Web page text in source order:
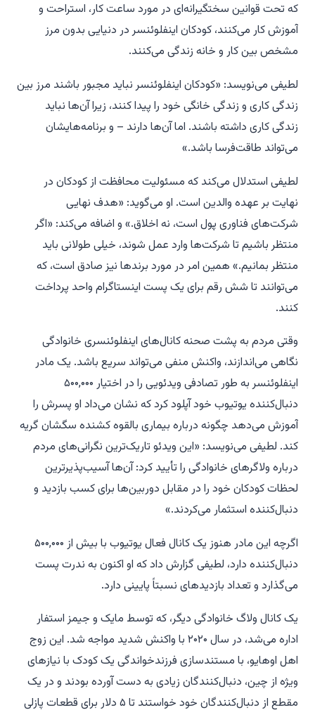
که تحت قوانین سختگیرانه‌ای در مورد ساعت کار، استراحت و
آموزش کار می‌کنند، کودکان اینفلوئنسر در دنیایی بدون مرز
مشخص بین کار و خانه زندگی می‌کنند.
لطیفی می‌نویسد: «کودکان اینفلوئنسر نباید مجبور باشند مرز بین
زندگی کاری و زندگی خانگی خود را پیدا کنند، زیرا آن‌ها نباید
زندگی کاری داشته باشند. اما آن‌ها دارند – و برنامه‌هایشان
می‌تواند طاقت‌فرسا باشد.»
لطیفی استدلال می‌کند که مسئولیت محافظت از کودکان در
نهایت بر عهده والدین است. او می‌گوید: «هدف نهایی
شرکت‌های فناوری پول است، نه اخلاق.» و اضافه می‌کند: «اگر
منتظر باشیم تا شرکت‌ها وارد عمل شوند، خیلی طولانی باید
منتظر بمانیم.» همین امر در مورد برندها نیز صادق است، که
می‌توانند تا شش رقم برای یک پست اینستاگرام واحد پرداخت
کنند.
وقتی مردم به پشت صحنه کانال‌های اینفلوئنسری خانوادگی
نگاهی می‌اندازند، واکنش منفی می‌تواند سریع باشد. یک مادر
اینفلوئنسر به طور تصادفی ویدئویی را در اختیار ۵۰۰,۰۰۰
دنبال‌کننده یوتیوب خود آپلود کرد که نشان می‌داد او پسرش را
آموزش می‌دهد چگونه درباره بیماری بالقوه کشنده سگشان گریه
کند. لطیفی می‌نویسد: «این ویدئو تاریک‌ترین نگرانی‌های مردم
درباره ولاگرهای خانوادگی را تأیید کرد: آن‌ها آسیب‌پذیرترین
لحظات کودکان خود را در مقابل دوربین‌ها برای کسب بازدید و
دنبال‌کننده استثمار می‌کردند.»
اگرچه این مادر هنوز یک کانال فعال یوتیوب با بیش از ۵۰۰,۰۰۰
دنبال‌کننده دارد، لطیفی گزارش داد که او اکنون به ندرت پست
می‌گذارد و تعداد بازدیدهای نسبتاً پایینی دارد.
یک کانال ولاگ خانوادگی دیگر، که توسط مایک و جیمز استفار
اداره می‌شد، در سال ۲۰۲۰ با واکنش شدید مواجه شد. این زوج
اهل اوهایو، با مستندسازی فرزندخواندگی یک کودک با نیازهای
ویژه از چین، دنبال‌کنندگان زیادی به دست آورده بودند و در یک
مقطع از دنبال‌کنندگان خود خواستند تا ۵ دلار برای قطعات پازلی